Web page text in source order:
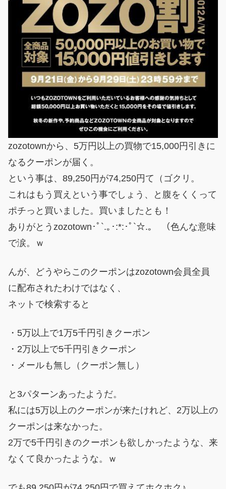
zozotownから、5万円以上の買物で15,000円引きに
なるクーポンが届く。
という事は、89,250円が74,250円て（ゴクリ。
これはもう買えという事でしょう、と腹をくくって
ポチっと買いました。買いましたとも！
ありがとうzozotown･ﾟ`.｡･:*:･ﾟ`☆.｡ （色んな意味
で涙。ｗ
んが、どうやらこのクーポンはzozotown会員全員
に配布されたわけではなく、
ネットで検索すると
・5万以上で1万5千円引きクーポン
・2万以上で5千円引きクーポン
・メールも無し（クーポン無し）
と3パターンあったようだ。
私には5万以上のクーポンが来たけれど、2万以上の
クーポンは来なかった。
2万で5千円引きのクーポンも欲しかったような、来
なくて良かったような。ｗ